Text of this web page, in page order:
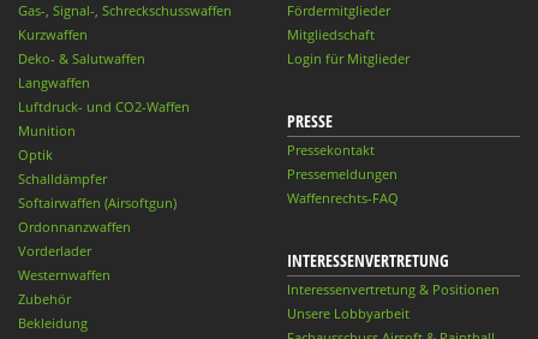
Gas-, Signal-, Schreckschusswaffen
Kurzwaffen
Deko- & Salutwaffen
Langwaffen
Luftdruck- und CO2-Waffen
Munition
Optik
Schalldämpfer
Softairwaffen (Airsoftgun)
Ordonnanzwaffen
Vorderlader
Westernwaffen
Zubehör
Bekleidung
Fördermitglieder
Mitgliedschaft
Login für Mitglieder
PRESSE
Pressekontakt
Pressemeldungen
Waffenrechts-FAQ
INTERESSENVERTRETUNG
Interessenvertretung & Positionen
Unsere Lobbyarbeit